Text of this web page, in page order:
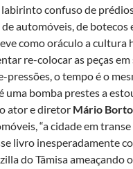
labirinto confuso de
automóveis, de botecos
como oráculo a cultura
re-colocar as peças em
pressões, o tempo é o
uma bomba prestes a
ator e diretor Mário
“a cidade em
livro inesperadamente
do Tâmisa ameaçando